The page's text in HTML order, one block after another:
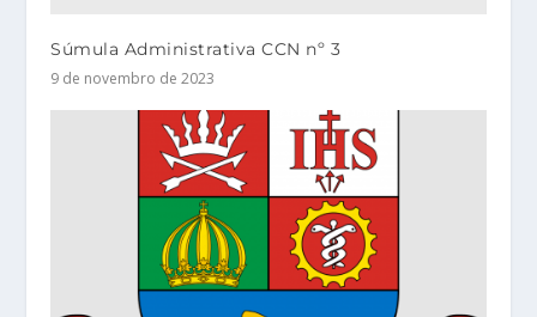
Súmula Administrativa CCN nº 3
9 de novembro de 2023